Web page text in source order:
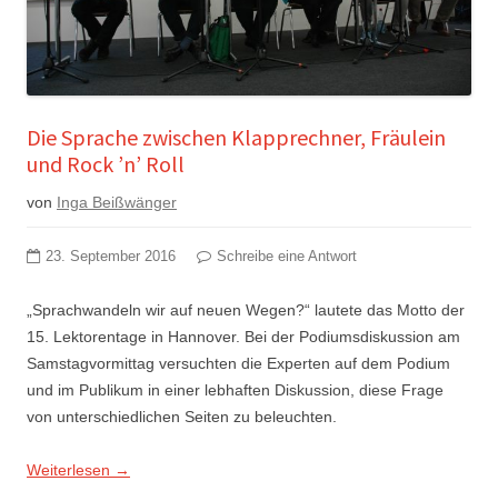
Die Sprache zwischen Klapprechner, Fräulein
und Rock ’n’ Roll
von Inga Beißwänger
23. September 2016 Schreibe eine Antwort
„Sprachwandeln wir auf neuen Wegen?“ lautete das Motto der
15. Lektorentage in Hannover. Bei der Podiumsdiskussion am
Samstagvormittag versuchten die Experten auf dem Podium
und im Publikum in einer lebhaften Diskussion, diese Frage
von unterschiedlichen Seiten zu beleuchten.
Weiterlesen →